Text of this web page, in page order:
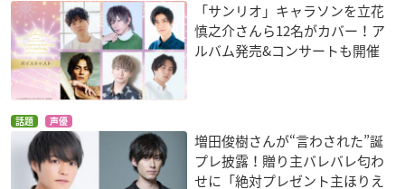
「サンリオ」キャラソンを立花
慎之介さんら12名がカバー！ア
ルバム発売&コンサートも開催
話題 声優
増田俊樹さんが“言わされた”誕
プレ披露！贈り主バレバレ匂わ
せに「絶対プレゼント主ほりえ